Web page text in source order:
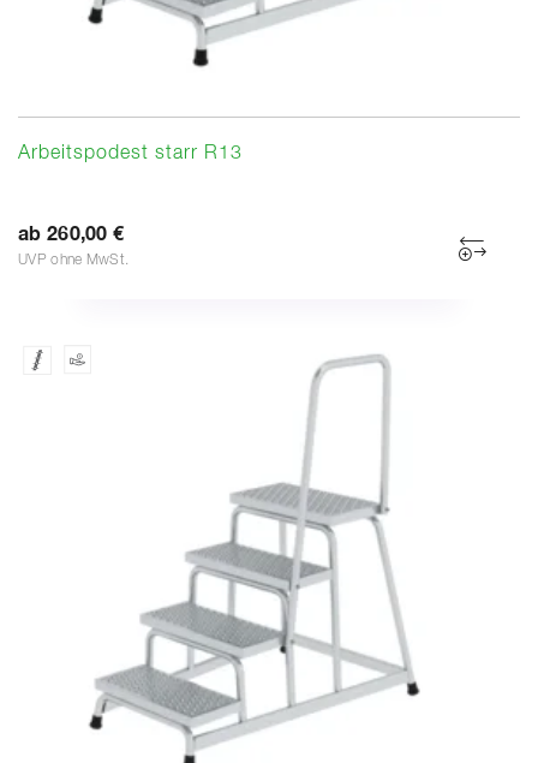
Arbeitspodest starr R13
ab 260,00 €
UVP ohne MwSt.